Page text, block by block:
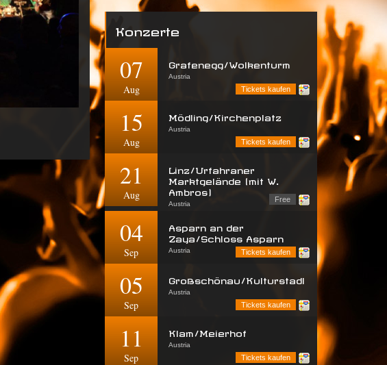
Konzerte
07
Aug
Grafenegg/Wolkenturm
Austria
Tickets kaufen
15
Aug
Mödling/Kirchenplatz
Austria
Tickets kaufen
21
Aug
Linz/Urfahraner
Marktgelände (mit W.
Ambros)
Austria
Free
04
Sep
Asparn an der
Zaya/Schloss Asparn
Austria
Tickets kaufen
05
Sep
Großschönau/Kulturstadl
Austria
Tickets kaufen
11
Sep
Klam/Meierhof
Austria
Tickets kaufen